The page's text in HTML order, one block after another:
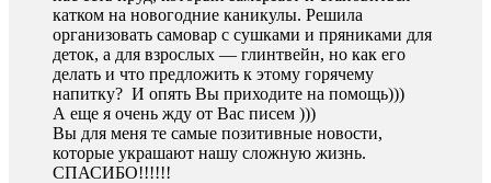
катком на новогодние каникулы. Решила
организовать самовар с сушками и пряниками для
деток, а для взрослых — глинтвейн, но как его
делать и что предложить к этому горячему
напитку? И опять Вы приходите на помощь)))
А еще я очень жду от Вас писем )))
Вы для меня те самые позитивные новости,
которые украшают нашу сложную жизнь.
СПАСИБО!!!!!!